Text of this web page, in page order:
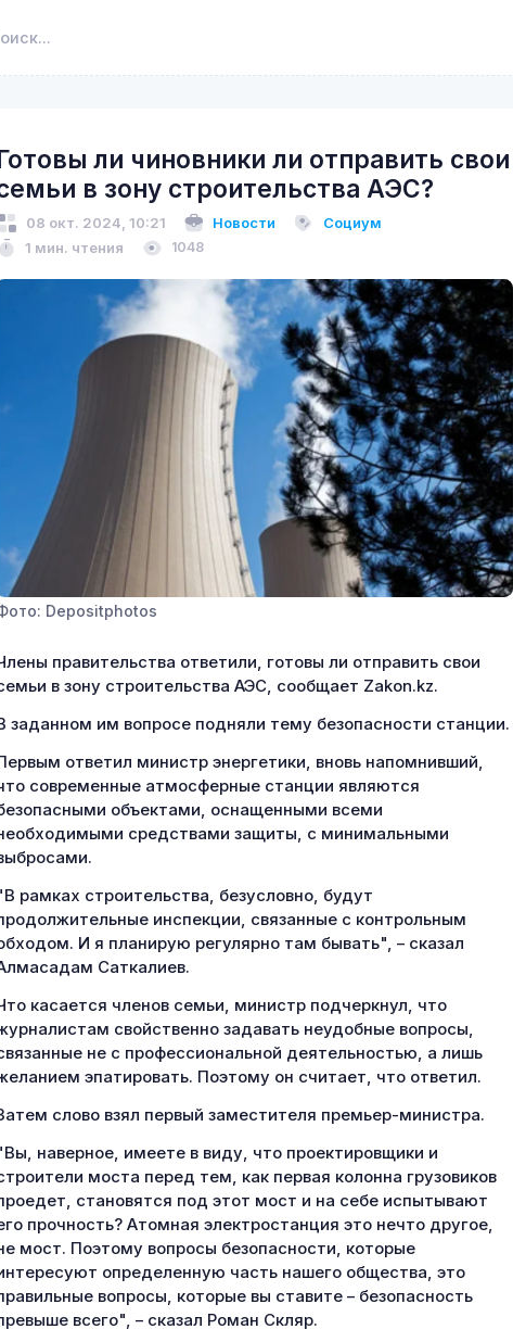
ли чиновники ли отправить свои
в зону строительства АЭС?
08 окт. 2024, 10:21 Новости
Социум
1 мин. чтения
1048
Depositphotos
правительства ответили, готовы ли отправить свои
в зону строительства АЭС, сообщает Zakon.kz.
заданном им вопросе подняли тему безопасности станции.
ответил министр энергетики, вновь напомнивший,
современные атмосферные станции являются
объектами, оснащенными всеми
средствами защиты, с минимальными
рамках строительства, безусловно, будут
инспекции, связанные с контрольным
И я планирую регулярно там бывать", – сказал
Саткалиев.
касается членов семьи, министр подчеркнул, что
свойственно задавать неудобные вопросы,
не с профессиональной деятельностью, а лишь
эпатировать. Поэтому он считает, что ответил.
слово взял первый заместителя премьер-министра.
наверное, имеете в виду, что проектировщики и
моста перед тем, как первая колонна грузовиков
становятся под этот мост и на себе испытывают
прочность? Атомная электростанция это нечто другое,
мост. Поэтому вопросы безопасности, которые
определенную часть нашего общества, это
вопросы, которые вы ставите – безопасность
всего", – сказал Роман Скляр.